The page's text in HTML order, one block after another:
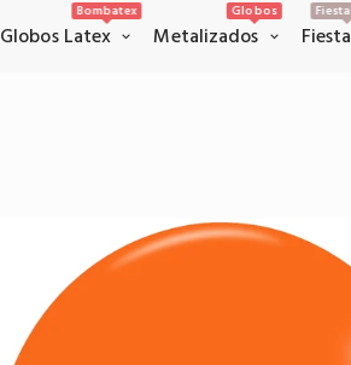
Realice sus pagos con la pataforma
PSE en el siguiente link.
Pagar por PSE
Globos Latex
Bombatex
Metalizados
Globos
Fiesta